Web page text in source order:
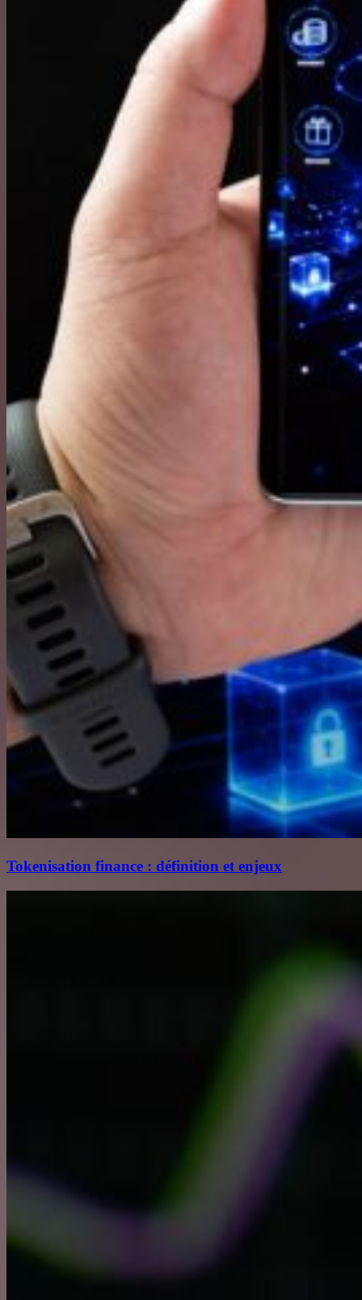
Tokenisation finance : définition et enjeux